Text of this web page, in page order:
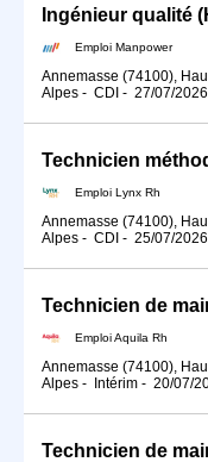
Ingénieur qualité
Emploi Manpower
Annemasse (74100),
Alpes - CDI - 27/07/2026
Technicien
Emploi Lynx Rh
Annemasse (74100),
Alpes - CDI - 25/07/2026
Technicien de
Emploi Aquila Rh
Annemasse (74100),
Alpes - Intérim - 20/07/
Technicien de